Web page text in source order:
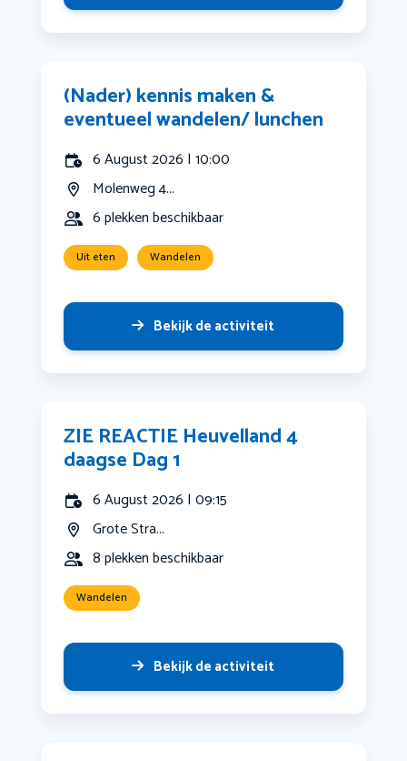
(Nader) kennis maken &
eventueel wandelen/ lunchen
6 August 2026 | 10:00
Molenweg 4...
6 plekken beschikbaar
Uit eten Wandelen
Bekijk de activiteit
ZIE REACTIE Heuvelland 4
daagse Dag 1
6 August 2026 | 09:15
Grote Stra...
8 plekken beschikbaar
Wandelen
Bekijk de activiteit